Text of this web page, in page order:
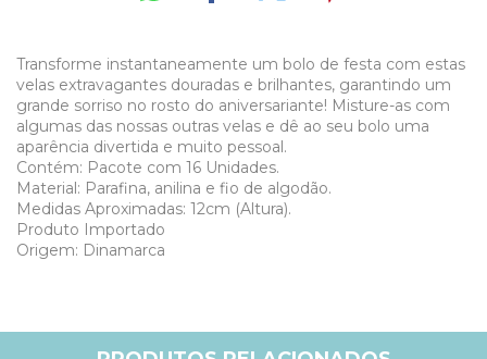
Transforme instantaneamente um bolo de festa com estas
velas extravagantes douradas e brilhantes, garantindo um
grande sorriso no rosto do aniversariante! Misture-as com
algumas das nossas outras velas e dê ao seu bolo uma
aparência divertida e muito pessoal.
Contém: Pacote com 16 Unidades.
Material: Parafina, anilina e fio de algodão.
Medidas Aproximadas: 12cm (Altura).
Produto Importado
Origem: Dinamarca